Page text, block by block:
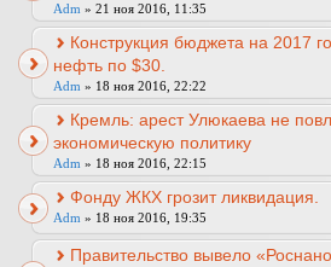
Adm » 21 ноя 2016, 11:35
Конструкция бюджета на 2017
нефть по $30.
Adm » 18 ноя 2016, 22:22
Кремль: арест Улюкаева не
экономическую политику
Adm » 18 ноя 2016, 22:15
Фонду ЖКХ грозит ликвидация.
Adm » 18 ноя 2016, 19:35
Правительство вывело